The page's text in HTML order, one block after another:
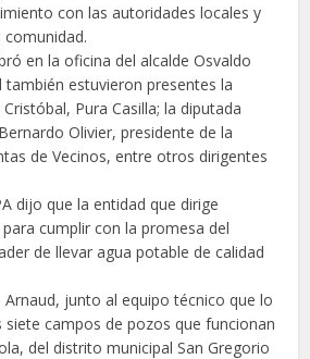
con las autoridades locales y
en la oficina del alcalde Osvaldo
también estuvieron presentes la
Pura Casilla; la diputada
Olivier, presidente de la
de Vecinos, entre otros dirigentes
dijo que la entidad que dirige
cumplir con la promesa del
de llevar agua potable de calidad
junto al equipo técnico que lo
campos de pozos que funcionan
del distrito municipal San Gregorio